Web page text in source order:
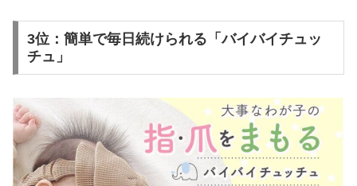
3位：簡単で毎日続けられる「バイバイチュッ
チュ」